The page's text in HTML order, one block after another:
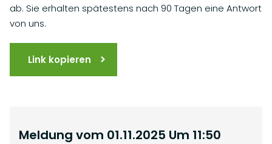
ab. Sie erhalten spätestens nach 90 Tagen eine Antwort
von uns.
Link kopieren
Meldung vom 01.11.2025 Um 11:50